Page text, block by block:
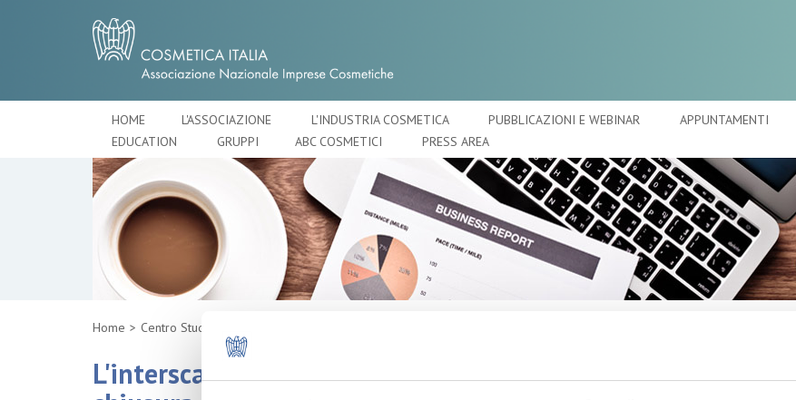
HOME L'ASSOCIAZIONE L'INDUSTRIA COSMETICA PUBBLICAZIONI E WEBINAR APPUNTAMENTI
EDUCATION
GRUPPI ABC COSMETICI PRESS AREA
Home Centro Studi
L'interscambio dell'industria cosmetica in Italia: dati di